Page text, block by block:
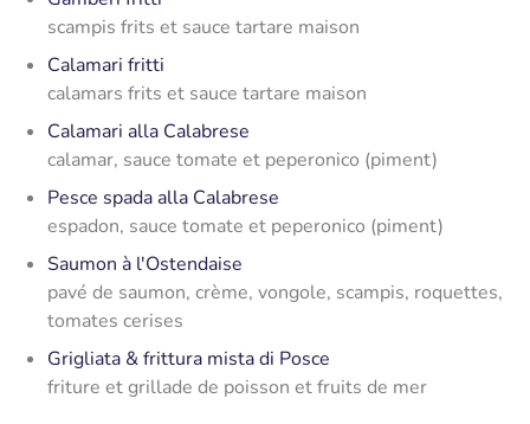
scampis frits et sauce tartare maison
Calamari fritti
calamars frits et sauce tartare maison
Calamari alla Calabrese
calamar, sauce tomate et peperonico (piment)
Pesce spada alla Calabrese
espadon, sauce tomate et peperonico (piment)
Saumon à l'Ostendaise
pavé de saumon, crème, vongole, scampis, roquettes,
tomates cerises
Grigliata & frittura mista di Posce
friture et grillade de poisson et fruits de mer